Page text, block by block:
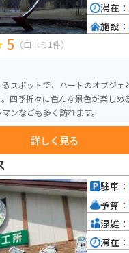
5 （口コミ1件）
スポットで、ハートのオブジェ
四季折々に色んな景色が楽しめ
ンなども多く訪れます。
詳しく見る
滞在：
施設：
駐車：
予算：
混雑：
滞在：